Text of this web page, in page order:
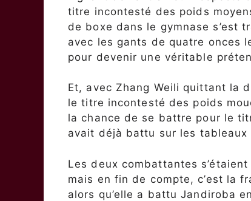
titre incontesté des poids
de boxe dans le gymnase s’est
avec les gants de quatre onces
pour devenir une véritable
Et, avec Zhang Weili quittant la
le titre incontesté des poids
la chance de se battre pour le
avait déjà battu sur les tableaux
Les deux combattantes
mais en fin de compte, c’est la
alors qu’elle a battu Jandiroba